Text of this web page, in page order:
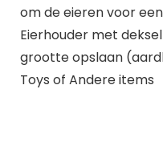
om de eieren voor
Eierhouder met
grootte opslaan
Toys of Andere items